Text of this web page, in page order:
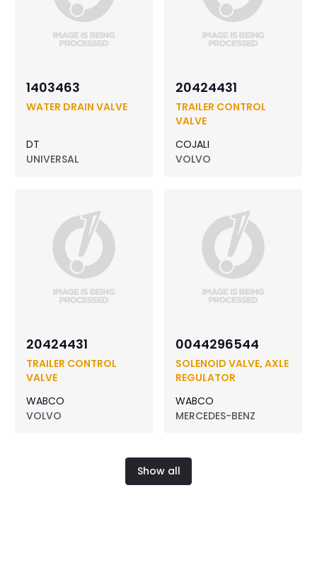
1403463
WATER DRAIN VALVE
DT
UNIVERSAL
20424431
TRAILER CONTROL
VALVE
COJALI
VOLVO
20424431
TRAILER CONTROL
VALVE
WABCO
VOLVO
0044296544
SOLENOID VALVE, AXLE
REGULATOR
WABCO
MERCEDES-BENZ
Show all